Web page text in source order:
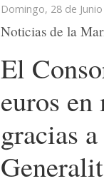
Domingo, 28 de
Noticias de la
El
euros
gracias